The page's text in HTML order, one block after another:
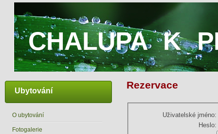
CHALUPA K
Ubytování
O ubytování
Fotogalerie
Rezervace
Uživatelské jméno:
Heslo: